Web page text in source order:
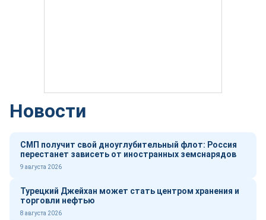
Новости
СМП получит свой дноуглубительный флот: Россия
перестанет зависеть от иностранных земснарядов
9 августа 2026
Турецкий Джейхан может стать центром хранения и
торговли нефтью
8 августа 2026